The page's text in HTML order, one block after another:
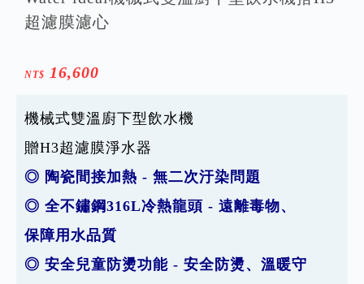
超濾膜濾心
NT$ 16,600
機械式雙溫廚下型飲水機
贈H3超濾膜淨水器
◎ 陶瓷間接加熱 - 無二次汙染問題
◎ 全不鏽鋼316L冷熱龍頭 - 遠離毒物、
保障用水品質
◎ 安全兒童防燙功能 - 安全防燙、溫暖守